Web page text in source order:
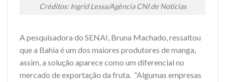
Créditos: Ingrid Lessa/Agência CNI de Notícias
A pesquisadora do SENAI, Bruna Machado, ressaltou
que a Bahia é um dos maiores produtores de manga,
assim, a solução aparece como um diferencial no
mercado de exportação da fruta. “Algumas empresas